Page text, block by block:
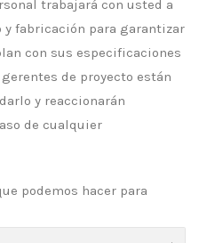
trabajará con usted a
y fabricación para garantizar
con sus especificaciones
de proyecto están
y reaccionarán
de cualquier
podemos hacer para